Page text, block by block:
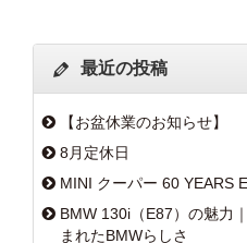
最近の投稿
【お盆休業のお知らせ】
8月定休日
MINI クーパー 60 YEARS
BMW 130i（E87）の魅力
まれたBMWらしさ